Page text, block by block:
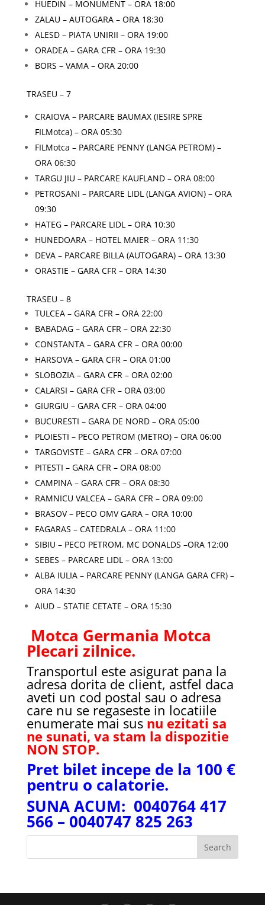
HUEDIN – MONUMENT – ORA 18:00
ZALAU – AUTOGARA – ORA 18:30
ALESD – PIATA UNIRII – ORA 19:00
ORADEA – GARA CFR – ORA 19:30
BORS – VAMA – ORA 20:00
TRASEU – 7
CRAIOVA – PARCARE BAUMAX (IESIRE SPRE
FILMotca) – ORA 05:30
FILMotca – PARCARE PENNY (LANGA PETROM) –
ORA 06:30
TARGU JIU – PARCARE KAUFLAND – ORA 08:00
PETROSANI – PARCARE LIDL (LANGA AVION) – ORA
09:30
HATEG – PARCARE LIDL – ORA 10:30
HUNEDOARA – HOTEL MAIER – ORA 11:30
DEVA – PARCARE BILLA (AUTOGARA) – ORA 13:30
ORASTIE – GARA CFR – ORA 14:30
TRASEU – 8
TULCEA – GARA CFR – ORA 22:00
BABADAG – GARA CFR – ORA 22:30
CONSTANTA – GARA CFR – ORA 00:00
HARSOVA – GARA CFR – ORA 01:00
SLOBOZIA – GARA CFR – ORA 02:00
CALARSI – GARA CFR – ORA 03:00
GIURGIU – GARA CFR – ORA 04:00
BUCURESTI – GARA DE NORD – ORA 05:00
PLOIESTI – PECO PETROM (METRO) – ORA 06:00
TARGOVISTE – GARA CFR – ORA 07:00
PITESTI – GARA CFR – ORA 08:00
CAMPINA – GARA CFR – ORA 08:30
RAMNICU VALCEA – GARA CFR – ORA 09:00
BRASOV – PECO OMV GARA – ORA 10:00
FAGARAS – CATEDRALA – ORA 11:00
SIBIU – PECO PETROM, MC DONALDS –ORA 12:00
SEBES – PARCARE LIDL – ORA 13:00
ALBA IULIA – PARCARE PENNY (LANGA GARA CFR) –
ORA 14:30
AIUD – STATIE CETATE – ORA 15:30
Motca Germania Motca
Plecari zilnice.
Transportul este asigurat pana la
adresa dorita de client, astfel daca
aveti un cod postal sau o adresa
care nu se regaseste in locatiile
enumerate mai sus nu ezitati sa
ne sunati, va stam la dispozitie
NON STOP.
Pret bilet incepe de la 100 €
pentru o calatorie.
SUNA ACUM: 0040764 417
566 – 0040747 825 263